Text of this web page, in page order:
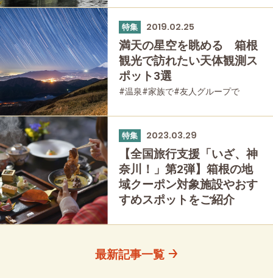
特集 2019.02.25
満天の星空を眺める 箱根
観光で訪れたい天体観測ス
ポット3選
#温泉#家族で#友人グループで
特集 2023.03.29
【全国旅行支援「いざ、神
奈川！」第2弾】箱根の地
域クーポン対象施設やおす
すめスポットをご紹介
最新記事一覧